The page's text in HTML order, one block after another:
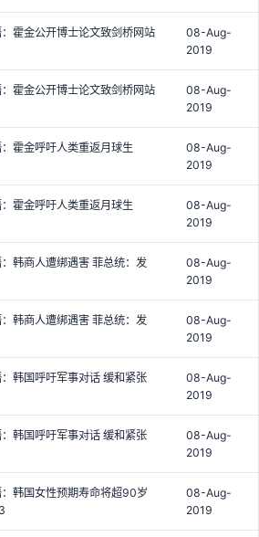
霍金公开博士论文致剑桥网站
08-Aug-
2019
霍金公开博士论文致剑桥网站
08-Aug-
2019
霍金呼吁人类重返月球生
08-Aug-
2019
霍金呼吁人类重返月球生
08-Aug-
2019
韩商人遭绑遇害 菲总统：发
08-Aug-
2019
韩商人遭绑遇害 菲总统：发
08-Aug-
2019
韩国呼吁军事对话 缓和紧张
08-Aug-
2019
韩国呼吁军事对话 缓和紧张
08-Aug-
2019
韩国女性预期寿命将超90岁
08-Aug-
2019